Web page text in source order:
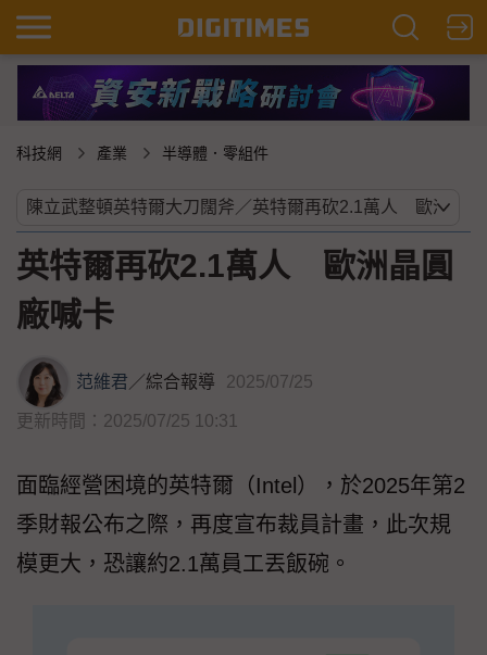
科技網 產業 半導體．零組件
英特爾再砍2.1萬人 歐洲晶圓
廠喊卡
范維君／綜合報導 2025/07/25
更新時間：2025/07/25 10:31
面臨經營困境的英特爾（Intel），於2025年第2
季財報公布之際，再度宣布裁員計畫，此次規
模更大，恐讓約2.1萬員工丟飯碗。